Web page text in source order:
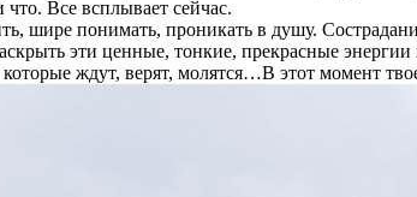
что. Все всплывает сейчас.
шире понимать, проникать в душу.
эти ценные, тонкие, прекрасные
ждут, верят, молятся…В этот момент